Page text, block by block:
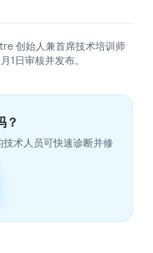
创始人兼首席技术培训师
1日审核并发布。
？
术人员可快速诊断并修